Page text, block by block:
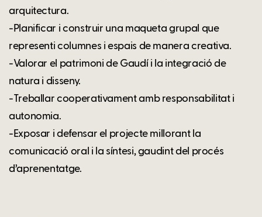
arquitectura.
-Planificar i construir una maqueta grupal que
representi columnes i espais de manera creativa.
-Valorar el patrimoni de Gaudí i la integració de
natura i disseny.
-Treballar cooperativament amb responsabilitat i
autonomia.
-Exposar i defensar el projecte millorant la
comunicació oral i la síntesi, gaudint del procés
d’aprenentatge.